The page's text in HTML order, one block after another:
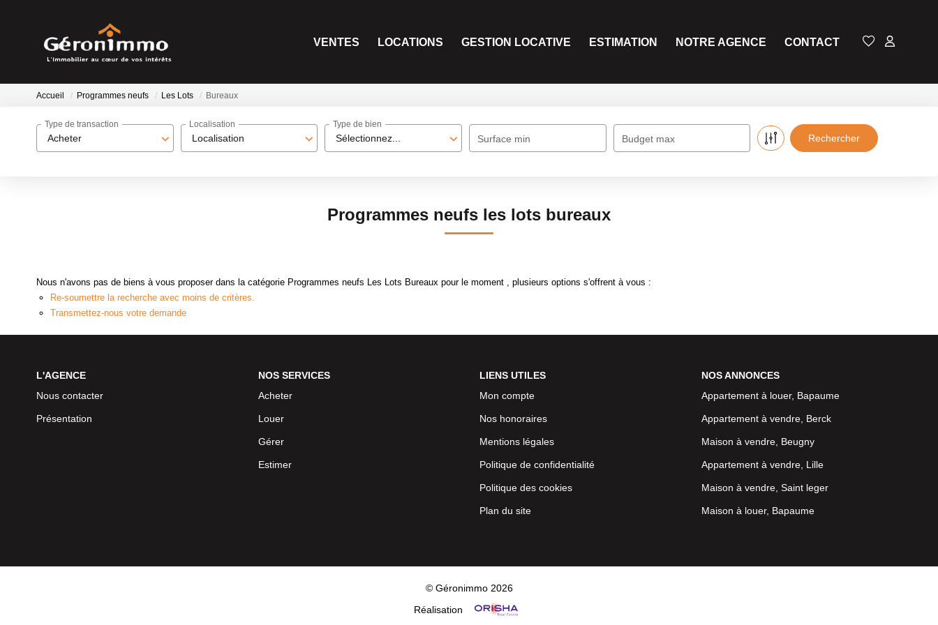
VENTES LOCATIONS GESTION LOCATIVE ESTIMATION NOTRE AGENCE CONTACT
Accueil Programmes neufs Les Lots Bureaux
Acheter
Type de transaction
Localisation
Localisation
Sélectionnez...
Type de bien
Surface min Budget max
Programmes neufs les lots bureaux
Nous n'avons pas de biens à vous proposer dans la catégorie Programmes neufs Les Lots Bureaux pour le moment , plusieurs options s'offrent à vous :
Re-soumettre la recherche avec moins de critères.
Transmettez-nous votre demande
L'AGENCE
Nous contacter
Présentation
NOS SERVICES
Acheter
Louer
Gérer
Estimer
LIENS UTILES
Mon compte
Nos honoraires
Mentions légales
Politique de confidentialité
Politique des cookies
Plan du site
NOS ANNONCES
Appartement à louer, Bapaume
Appartement à vendre, Berck
Maison à vendre, Beugny
Appartement à vendre, Lille
Maison à vendre, Saint leger
Maison à louer, Bapaume
© Géronimmo 2026
Réalisation